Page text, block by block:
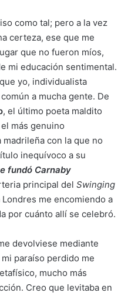
como tal; pero a la vez
certeza, ese que me
que no fueron míos,
mi educación sentimental.
yo, individualista
a mucha gente. De
, el último poeta maldito
más genuino
con la que no
inequívoco a su
fundó Carnaby
principal del Swinging
me encomiendo a
por cuánto allí se celebró.
devolviese mediante
paraíso perdido me
mucho más
Creo que levitaba en